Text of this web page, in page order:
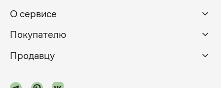
О сервисе
Покупателю
Продавцу